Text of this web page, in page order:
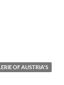
OF AUSTRIA'S